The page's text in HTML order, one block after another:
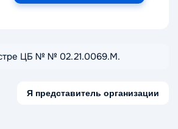
ЦБ № № 02.21.0069.M.
Я представитель организации